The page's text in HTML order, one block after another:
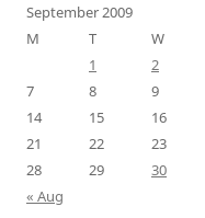
September 2009
M
T W
1
2
7
8 9
14
15 16
21
22 23
28
29
30
« Aug